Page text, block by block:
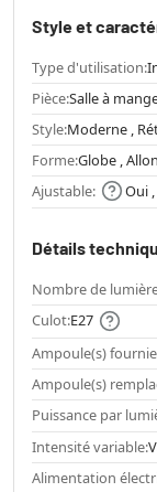
Style et
Type d'utilisation:
Pièce:Salle à
Style:Moderne ,
Forme:Globe ,
Ajustable:
Oui
Détails
Nombre de
Culot:E27
Ampoule(s)
Ampoule(s)
Puissance par
Intensité variable:
Alimentation